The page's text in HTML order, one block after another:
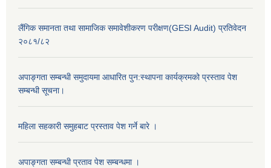
लैंगिक समानता तथा सामाजिक समावेशीकरण परीक्षण(GESI Audit) प्रतिवेदन
२०८१/८२
अपाङ्गता सम्बन्धी समुदायमा आधारित पुन:स्थापना कार्यक्रमको प्रस्ताव पेश
सम्बन्धी सूचना।
महिला सहकारी समुहबाट प्रस्ताव पेश गर्ने बारे ।
अपाङ्गता सम्बन्धी प्रताव पेश सम्बन्धमा ।